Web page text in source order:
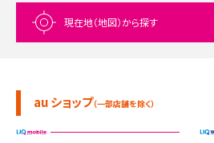
現在地（地図）から探す
au ショップ（一部店舗を除く）